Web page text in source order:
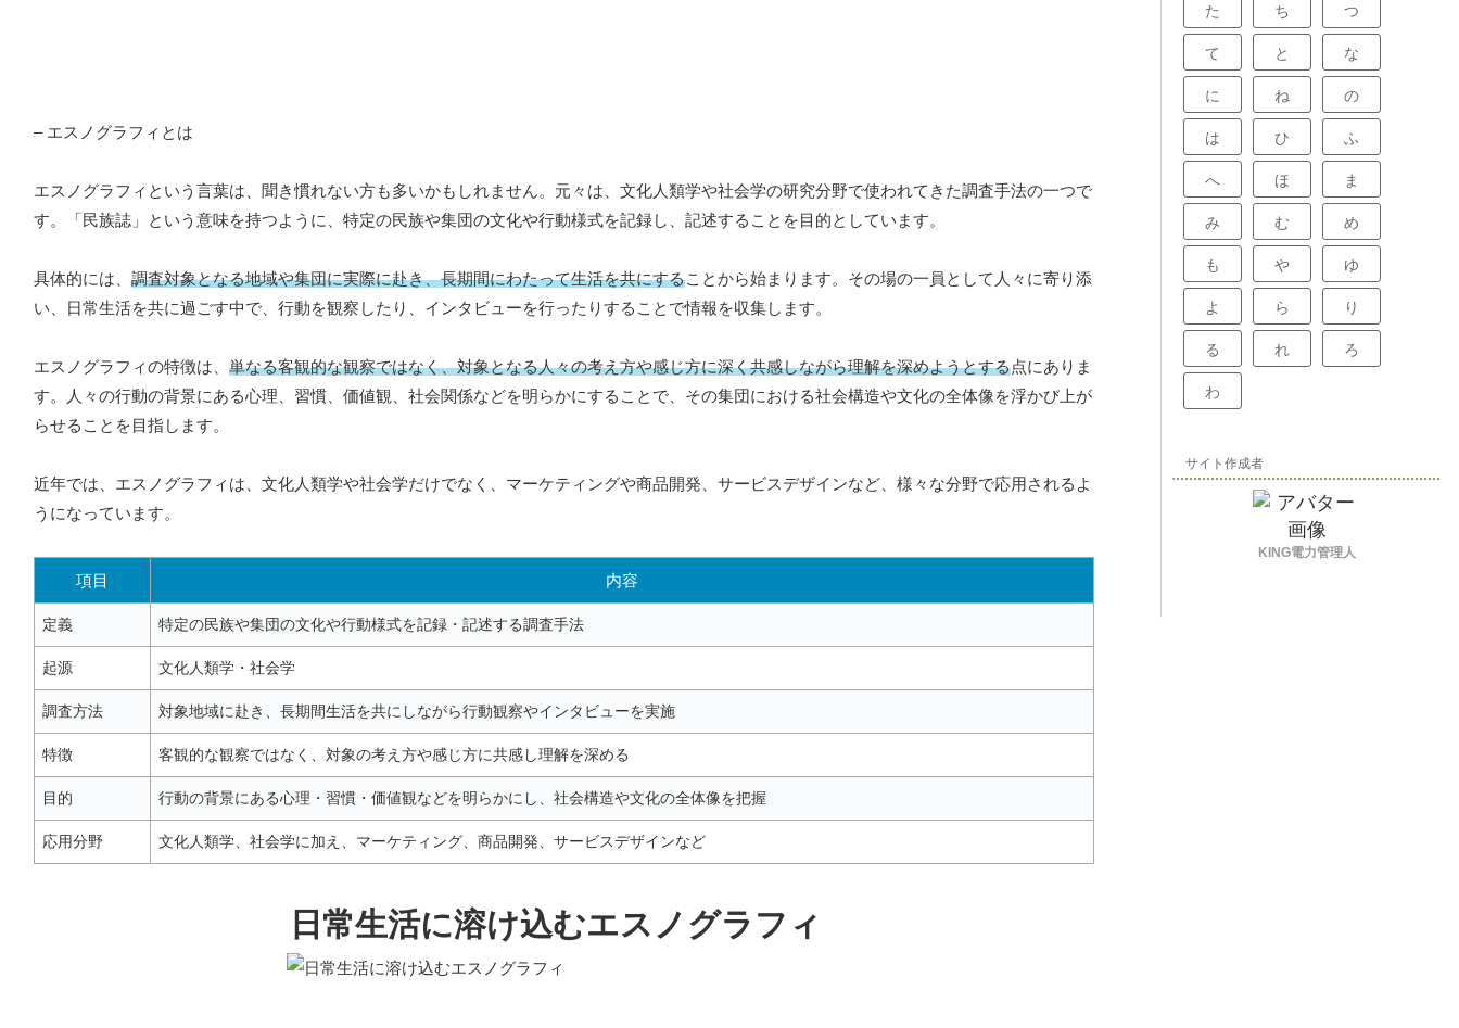
– エスノグラフィとは
エスノグラフィという言葉は、聞き慣れない方も多いかもしれません。元々は、文化人類学や社会学の研究分野で使われてきた調査手法の一つで
す。「民族誌」という意味を持つように、特定の民族や集団の文化や行動様式を記録し、記述することを目的としています。
具体的には、 調査対象となる地域や集団に実際に赴き、長期間にわたって生活を共にすることから始まります。その場の一員として人々に寄り添
い、日常生活を共に過ごす中で、行動を観察したり、インタビューを行ったりすることで情報を収集します。
エスノグラフィの特徴は、 単なる客観的な観察ではなく、対象となる人々の考え方や感じ方に深く共感しながら理解を深めようとする点にありま
す。人々の行動の背景にある心理、習慣、価値観、社会関係などを明らかにすることで、その集団における社会構造や文化の全体像を浮かび上が
らせることを目指します。
近年では、エスノグラフィは、文化人類学や社会学だけでなく、マーケティングや商品開発、サービスデザインなど、様々な分野で応用されるよ
うになっています。
項目 内容
定義 特定の民族や集団の文化や行動様式を記録・記述する調査手法
起源 文化人類学・社会学
調査方法 対象地域に赴き、長期間生活を共にしながら行動観察やインタビューを実施
特徴 客観的な観察ではなく、対象の考え方や感じ方に共感し理解を深める
目的 行動の背景にある心理・習慣・価値観などを明らかにし、社会構造や文化の全体像を把握
応用分野 文化人類学、社会学に加え、マーケティング、商品開発、サービスデザインなど
日常生活に溶け込むエスノグラフィ
た ち つ
て と な
に ね の
は ひ ふ
へ ほ ま
み む め
も や ゆ
よ ら り
る れ ろ
わ
サイト作成者
KING電力管理人